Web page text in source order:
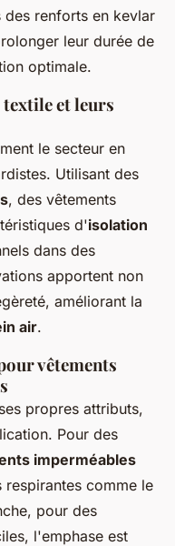
renforts en kevlar
leur durée de
optimale.
et leurs
le secteur en
Utilisant des
, des vêtements
d'isolation
dans des
apportent non
améliorant la
air.
vêtements
propres attributs,
Pour des
imperméables
comme le
pour des
l'emphase est